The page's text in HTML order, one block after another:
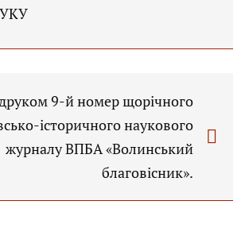
УКУ
9-й номер щорічного
історичного наукового
журналу ВПБА «Волинський
благовісник».